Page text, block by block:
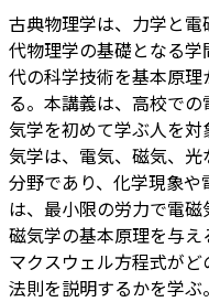
古典物理学は、力学と
代物理学の基礎となる
代の科学技術を基本原
る。本講義は、高校で
気学を初めて学ぶ人を
気学は、電気、磁気、
分野であり、化学現象
は、最小限の労力で電
磁気学の基本原理を与え
マクスウェル方程式が
法則を説明するかを学ぶ。